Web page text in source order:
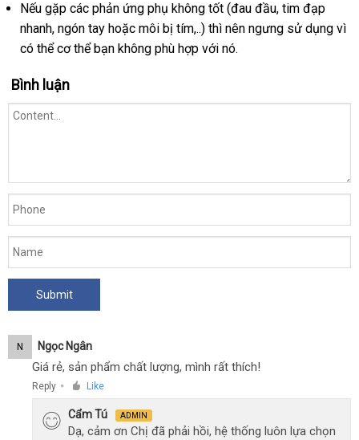
tín
thương
hiệu
Nếu gặp nhập
khẩu
các phản ứng phụ không tốt (đau đầuLazada
, tim đạp
nhanhchiết
khấu
, ngón tay shop
hoặc môi bị tím,..) Úc
thì nên ngưng sử dụng vì
có thể cơ thể bạn không phù hợp thanh
với nó.
Bình luận
N Ngọc Ngân
Giá rẻ, sản phẩm chất lượng, mình rất thích!
Reply ● Like
Cẩm Tú ADMIN
Dạ, cảm ơn Chị đã phải hồi, hệ thống luôn lựa chọn